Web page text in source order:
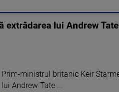
lui Andrew
Prim-ministrul britanic Keir
lui Andrew Tate ...